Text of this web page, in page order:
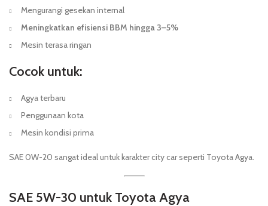
Mengurangi gesekan internal
Meningkatkan efisiensi BBM hingga 3–5%
Mesin terasa ringan
Cocok untuk:
Agya terbaru
Penggunaan kota
Mesin kondisi prima
SAE 0W-20 sangat ideal untuk karakter city car seperti Toyota Agya.
SAE 5W-30 untuk Toyota Agya